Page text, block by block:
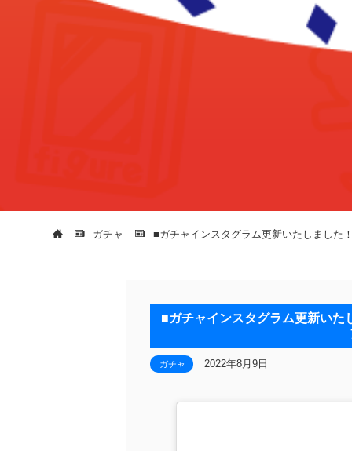
ガチャ ■ガチャインスタグラム更新いたしました
■ガチャインスタグラム更新い
ガチャ 2022年8月9日